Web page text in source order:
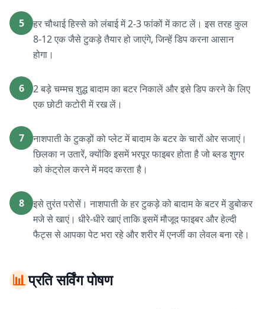
5
हर चौथाई हिस्से को लंबाई में 2-3 फांकों में काट लें। इस तरह कुल
8-12 एक जैसे टुकड़े तैयार हो जाएंगे, जिन्हें डिप करना आसान
होगा।
6
2 बड़े चम्मच शुद्ध बादाम का बटर निकालें और इसे डिप करने के लिए
एक छोटी कटोरी में रख लें।
7
नाशपाती के टुकड़ों को प्लेट में बादाम के बटर के चारों ओर सजाएं।
छिलका न उतारें, क्योंकि इसमें भरपूर फाइबर होता है जो ब्लड शुगर
को कंट्रोल करने में मदद करता है।
8
इसे तुरंत परोसें। नाशपाती के हर टुकड़े को बादाम के बटर में डुबोकर
मजे से खाएं। धीरे-धीरे खाएं ताकि इसमें मौजूद फाइबर और हेल्दी
फैट्स से आपका पेट भरा रहे और शरीर में एनर्जी का लेवल बना रहे।
📊प्रति सर्विंग पोषण